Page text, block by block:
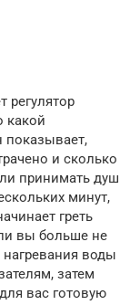
регулятор
какой
показывает,
и сколько
принимать душ
минут,
греть
вы больше не
нагревания воды
затем
вас готовую